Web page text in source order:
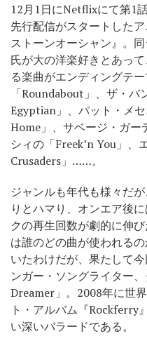
12月1日にNetflixにて第1
先行配信がスタートした
ストーンオーシャン』。
氏が大の洋楽好きとあっ
る楽曲がエンディングテ
「Roundabout」、ザ・
Egyptian」、パット・メ
Home」、サベージ・ガ
シィの「Freek’n You」、
Crusaders」……。
ジャンルも年代も様々だ
りとハマり、オンエア後
クの再生回数が劇的に伸
は誰のどの曲が使われる
いたわけだが、果たして
ンガー・ソングライター
Dreamer」。2008年に世
ト・アルバム『Rockferry
い深いバラードである。